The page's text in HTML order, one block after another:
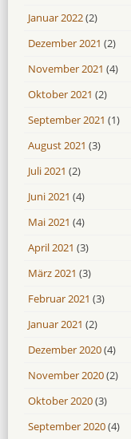
Januar 2022(2)
Dezember 2021 (2)
November 2021 (4)
Oktober 2021 (2)
September 2021 (1)
August 2021 (3)
Juli 2021 (2)
Juni 2021 (4)
Mai 2021 (4)
April 2021 (3)
März 2021 (3)
Februar 2021 (3)
Januar 2021 (2)
Dezember 2020(4)
November 2020(2)
Oktober 2020(3)
September 2020(4)